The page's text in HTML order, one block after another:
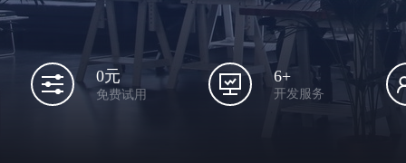
0元
免费试用
6+
开发服务